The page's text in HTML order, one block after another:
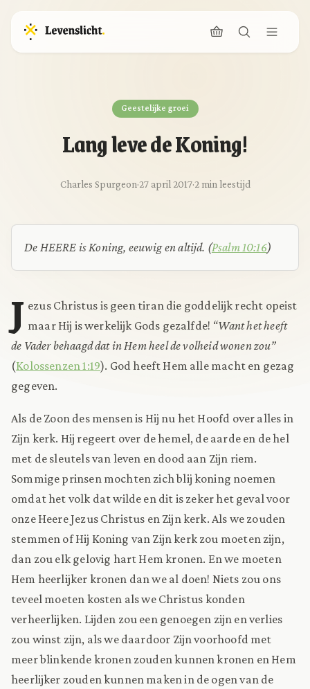
Geestelijke groei
Lang leve de Koning!
Charles Spurgeon·27 april 2017·2 min leestijd
De HEERE is Koning, eeuwig en altijd. (Psalm 10:16)
J ezus Christus is geen tiran die goddelijk recht opeist
maar Hij is werkelijk Gods gezalfde! “Want het heeft
de Vader behaagd dat in Hem heel de volheid wonen zou”
(Kolossenzen 1:19). God heeft Hem alle macht en gezag
gegeven.
Als de Zoon des mensen is Hij nu het Hoofd over alles in
Zijn kerk. Hij regeert over de hemel, de aarde en de hel
met de sleutels van leven en dood aan Zijn riem.
Sommige prinsen mochten zich blij koning noemen
omdat het volk dat wilde en dit is zeker het geval voor
onze Heere Jezus Christus en Zijn kerk. Als we zouden
stemmen of Hij Koning van Zijn kerk zou moeten zijn,
dan zou elk gelovig hart Hem kronen. En we moeten
Hem heerlijker kronen dan we al doen! Niets zou ons
teveel moeten kosten als we Christus konden
verheerlijken. Lijden zou een genoegen zijn en verlies
zou winst zijn, als we daardoor Zijn voorhoofd met
meer blinkende kronen zouden kunnen kronen en Hem
heerlijker zouden kunnen maken in de ogen van de